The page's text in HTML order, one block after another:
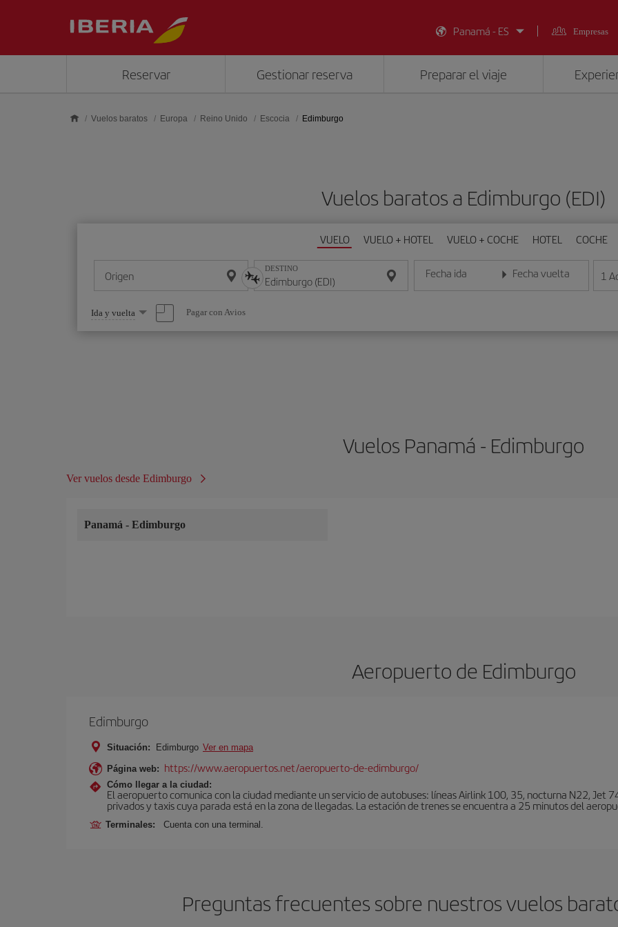
Panamá - ES
Empresas
Reservar Gestionar reserva Preparar el viaje
Vuelos baratos Europa Reino Unido Escocia Edimburgo
Vuelos baratos a Edimburgo (EDI)
VUELO VUELO + HOTEL VUELO + COCHE HOTEL COCHE
Origen DESTINO Fecha ida
Introduce la fecha en formato día/mes/año
Fecha vuelta
Introduce la fecha en 1
Seleccione
una
opción
Ida y vuelta Pagar con Avios
Vuelos Panamá - Edimburgo
Ver vuelos desde Edimburgo
Panamá - Edimburgo
Aeropuerto de Edimburgo
Edimburgo
Situación: Edimburgo Ver en mapa
Página web: https://www.aeropuertos.net/aeropuerto-de-edimburgo/
Cómo llegar a la ciudad:
El aeropuerto comunica con la ciudad mediante un servicio de autobuses: líneas Airlink 100, 35, nocturna N22, Jet
privados y taxis cuya parada está en la zona de llegadas. La estación de trenes se encuentra a 25 minutos del
Terminales: Cuenta con una terminal.
Preguntas frecuentes sobre nuestros vuelos